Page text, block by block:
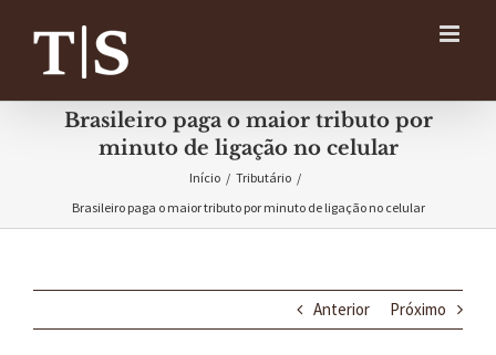
conteúdo
Brasileiro paga o maior tributo por
minuto de ligação no celular
Início / Tributário /
Brasileiro paga o maior tributo por minuto de ligação no celular
Anterior Próximo